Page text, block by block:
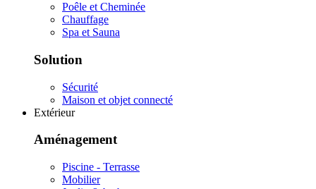
Poêle et Cheminée
Chauffage
Spa et Sauna
Solution
Sécurité
Maison et objet connecté
Extérieur
Aménagement
Piscine - Terrasse
Mobilier